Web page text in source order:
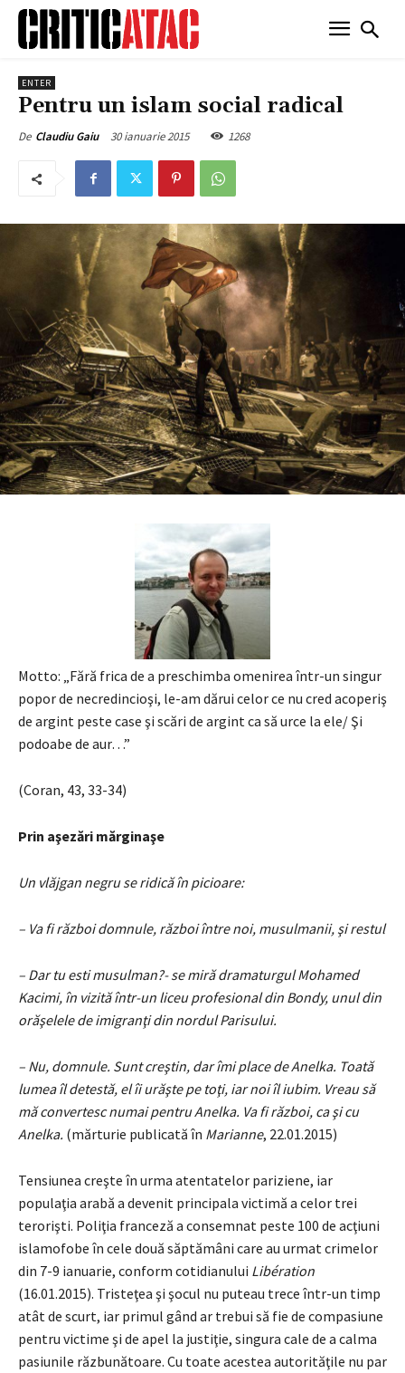
ENTER
Pentru un islam social radical
De Claudiu Gaiu 30 ianuarie 2015 1268
Motto: „Fără frica de a preschimba omenirea într-un singur
popor de necredincioşi, le-am dărui celor ce nu cred acoperiş
de argint peste case şi scări de argint ca să urce la ele/ Şi
podoabe de aur…”
(Coran, 43, 33-34)
Prin aşezări mărginaşe
Un vlăjgan negru se ridică în picioare:
– Va fi război domnule, război între noi, musulmanii, şi restul
– Dar tu esti musulman?- se miră dramaturgul Mohamed
Kacimi, în vizită într-un liceu profesional din Bondy, unul din
orăşelele de imigranţi din nordul Parisului.
– Nu, domnule. Sunt creştin, dar îmi place de Anelka. Toată
lumea îl detestă, el îi urăşte pe toţi, iar noi îl iubim. Vreau să
mă convertesc numai pentru Anelka. Va fi război, ca şi cu
Anelka. (mărturie publicată în Marianne, 22.01.2015)
Tensiunea creşte în urma atentatelor pariziene, iar
populaţia arabă a devenit principala victimă a celor trei
terorişti. Poliţia franceză a consemnat peste 100 de acţiuni
islamofobe în cele două săptămâni care au urmat crimelor
din 7-9 ianuarie, conform cotidianului Libération
(16.01.2015). Tristeţea şi şocul nu puteau trece într-un timp
atât de scurt, iar primul gând ar trebui să fie de compasiune
pentru victime şi de apel la justiţie, singura cale de a calma
pasiunile răzbunătoare. Cu toate acestea autorităţile nu par